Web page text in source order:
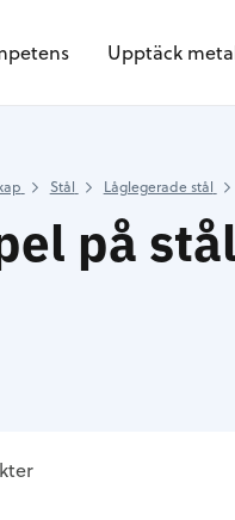
Upptäck
Stål Låglegerade stål
på